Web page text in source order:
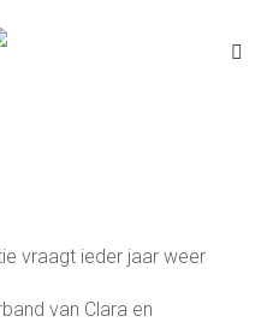
vraagt ieder jaar weer
van Clara en